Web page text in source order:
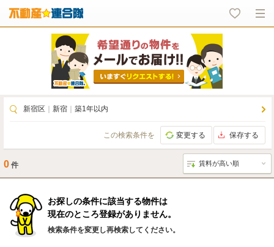
新宿区 新宿 築1年以内
この検索条件を 変更する 保存する
0 件
お探しの条件に該当する物件は
現在のところ登録がありません。
検索条件を変更し再検索してください。